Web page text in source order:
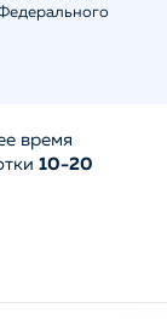
время
10-20